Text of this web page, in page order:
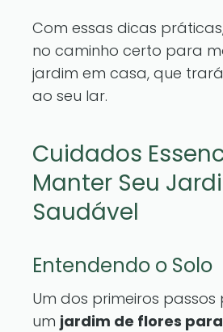
Com essas dicas
no caminho certo para
jardim em casa, que
ao seu lar.
Cuidados
Manter Seu
Saudável
Entendendo o Solo
Um dos primeiros
um jardim de flores